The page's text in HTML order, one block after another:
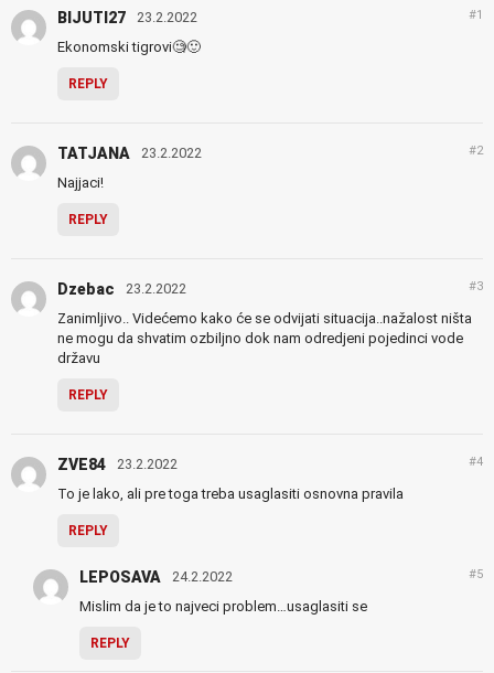
BIJUTI27 23.2.2022 #1
Ekonomski tigrovi🧐🙂
REPLY
TATJANA 23.2.2022 #2
Najjaci!
REPLY
Dzebac 23.2.2022 #3
Zanimljivo.. Videćemo kako će se odvijati situacija..nažalost ništa
ne mogu da shvatim ozbiljno dok nam odredjeni pojedinci vode
državu
REPLY
ZVE84 23.2.2022 #4
To je lako, ali pre toga treba usaglasiti osnovna pravila
REPLY
LEPOSAVA 24.2.2022 #5
Mislim da je to najveci problem…usaglasiti se
REPLY